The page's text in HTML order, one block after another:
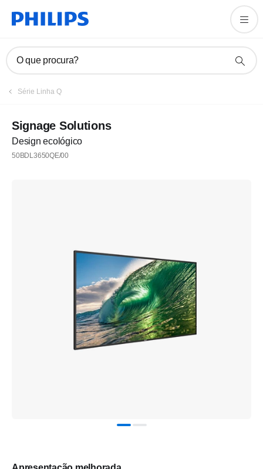
O que procura?
Série Linha Q
Signage Solutions
Design ecológico
50BDL3650QE/00